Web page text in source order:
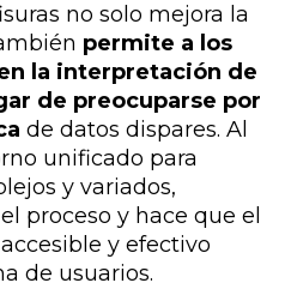
no solo mejora la
permite a los
la interpretación de
de preocuparse por
de datos dispares. Al
unificado para
y variados,
proceso y hace que el
y efectivo
de usuarios.